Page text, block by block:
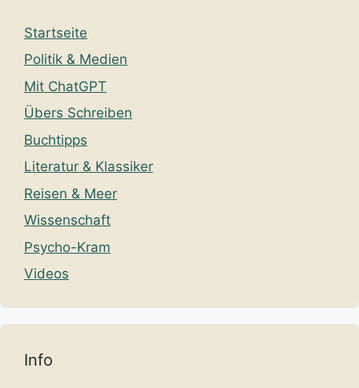
Startseite
Politik & Medien
Mit ChatGPT
Übers Schreiben
Buchtipps
Literatur & Klassiker
Reisen & Meer
Wissenschaft
Psycho-Kram
Videos
Info